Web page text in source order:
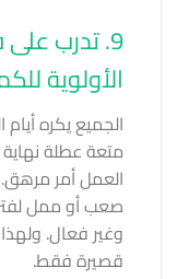
9. تدرب
الأولوية
الجميع يكره أيام
متعة عطلة
العمل أمر
صعب أو ممل
وغير فعال.
قصيرة فقط.